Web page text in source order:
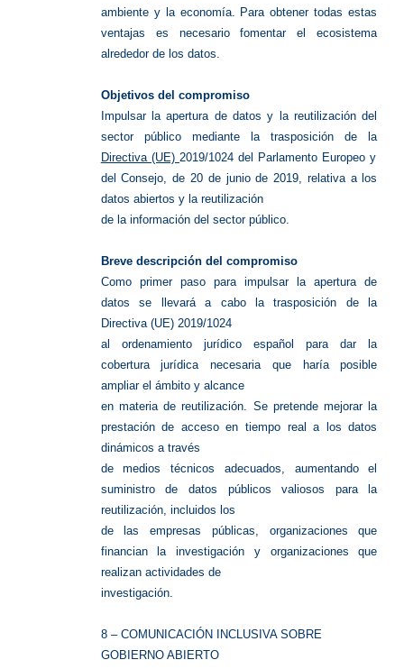
ambiente y la economía. Para obtener todas estas
ventajas es necesario fomentar el ecosistema
alrededor de los datos.
Objetivos del compromiso
Impulsar la apertura de datos y la reutilización del
sector público mediante la trasposición de la
Directiva (UE) 2019/1024 del Parlamento Europeo y
del Consejo, de 20 de junio de 2019, relativa a los
datos abiertos y la reutilización
de la información del sector público.
Breve descripción del compromiso
Como primer paso para impulsar la apertura de
datos se llevará a cabo la trasposición de la
Directiva (UE) 2019/1024
al ordenamiento jurídico español para dar la
cobertura jurídica necesaria que haría posible
ampliar el ámbito y alcance
en materia de reutilización. Se pretende mejorar la
prestación de acceso en tiempo real a los datos
dinámicos a través
de medios técnicos adecuados, aumentando el
suministro de datos públicos valiosos para la
reutilización, incluidos los
de las empresas públicas, organizaciones que
financian la investigación y organizaciones que
realizan actividades de
investigación.
8 – COMUNICACIÓN INCLUSIVA SOBRE
GOBIERNO ABIERTO